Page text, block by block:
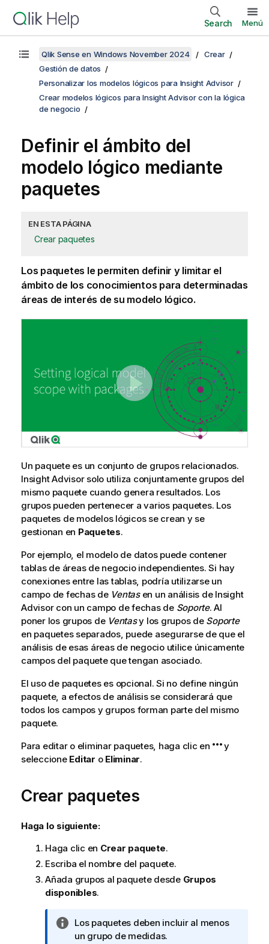
Search Menú
Qlik Sense en Windows November 2024
Crear
Gestión de datos
Personalizar los modelos lógicos para Insight Advisor
Crear modelos lógicos para Insight Advisor con la lógica
de negocio
Definir el ámbito del
modelo lógico mediante
paquetes
EN ESTA PÁGINA
Crear paquetes
Los paquetes le permiten definir y limitar el
ámbito de los conocimientos para determinadas
áreas de interés de su modelo lógico.
Un paquete es un conjunto de grupos relacionados.
Insight Advisor solo utiliza conjuntamente grupos del
mismo paquete cuando genera resultados. Los
grupos pueden pertenecer a varios paquetes. Los
paquetes de modelos lógicos se crean y se
gestionan en Paquetes.
Por ejemplo, el modelo de datos puede contener
tablas de áreas de negocio independientes. Si hay
conexiones entre las tablas, podría utilizarse un
campo de fechas de Ventasen un análisis de Insight
Advisorcon un campo de fechas de Soporte. Al
poner los grupos de Ventasy los grupos de Soporte
en paquetes separados, puede asegurarse de que el
análisis de esas áreas de negocio utilice únicamente
campos del paquete que tengan asociado.
El uso de paquetes es opcional. Si no define ningún
paquete, a efectos de análisis se considerará que
todos los campos y grupos forman parte del mismo
paquete.
Para editar o eliminar paquetes, haga clic en
y
seleccione Editar o Eliminar.
Crear paquetes
Haga lo siguiente:
Haga clic en Crear paquete.
Escriba el nombre del paquete.
Añada grupos al paquete desde Grupos
disponibles.
N
o
Los paquetes deben incluir al menos
un grupo de medidas.